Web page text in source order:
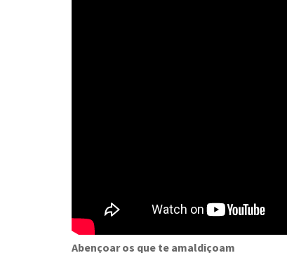
Abençoar os que te amaldiçoam